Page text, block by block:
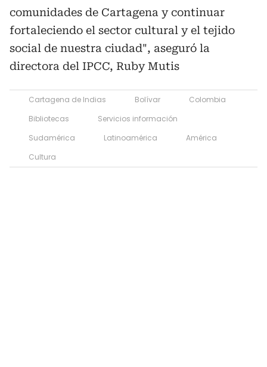
comunidades de Cartagena y continuar
fortaleciendo el sector cultural y el tejido
social de nuestra ciudad", aseguró la
directora del IPCC, Ruby Mutis
Cartagena de Indias Bolívar
Colombia
Bibliotecas
Servicios información
Sudamérica
Latinoamérica
América
Cultura